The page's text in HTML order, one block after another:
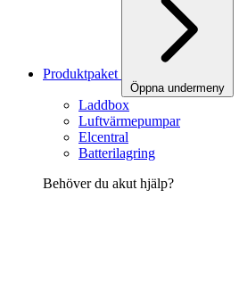
Produktpaket
Öppna undermeny
Laddbox
Luftvärmepumpar
Elcentral
Batterilagring
Behöver du akut hjälp?